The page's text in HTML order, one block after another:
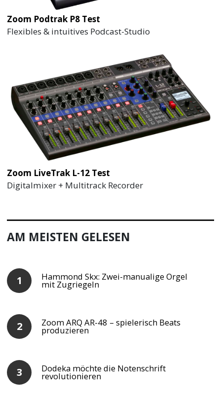
Zoom Podtrak P8 Test
Flexibles & intuitives Podcast-Studio
Zoom LiveTrak L-12 Test
Digitalmixer + Multitrack Recorder
AM MEISTEN GELESEN
Hammond Skx: Zwei-manualige Orgel
mit Zugriegeln
Zoom ARQ AR-48 – spielerisch Beats
produzieren
Dodeka möchte die Notenschrift
revolutionieren